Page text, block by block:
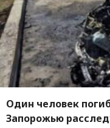
Один человек
Запорожью